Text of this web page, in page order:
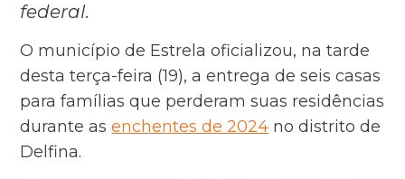
federal.
O município de Estrela oficializou, na tarde
desta terça-feira (19), a entrega de seis casas
para famílias que perderam suas residências
durante asenchentes de 2024 no distrito de
Delfina.